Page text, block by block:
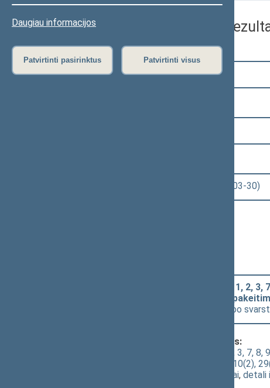
Daugiau informacijos
Patvirtinti pasirinktus Patvirtinti visus
Seimo narių balsavimų
Pasirinkite kadenciją:
2020–2024 metų kadencija
Seimo rytinis posėdis Nr. 255 (2023-03-30)
Šilumos ūkio įstatymo Nr. IX-1565 1, 2, 3,
vienuoliktojo skirsnių pavadinimų
] dėl pritarimo po
Klausimas, dėl kurio vyko balsavimas:
Šilumos ūkio įstatymo Nr. IX-1565 1, 2, 3, 7,
pakeitimo ir Įstatymo papildymo 8(2), 10(2),
susiję dokumentai, detali